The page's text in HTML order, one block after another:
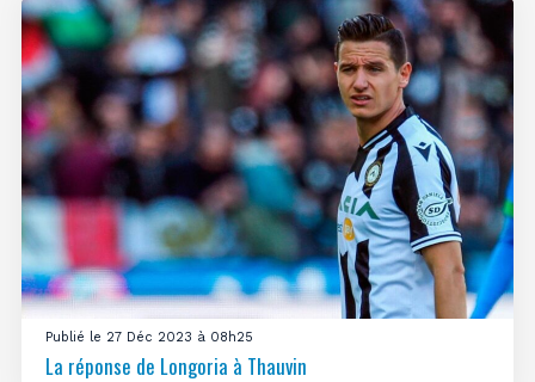
Publié le 27 Déc 2023 à 08h25
La réponse de Longoria à Thauvin